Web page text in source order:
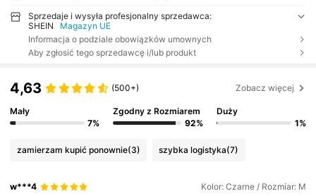
Sprzedaje i wysyła profesjonalny sprzedawca:
SHEIN
Magazyn UE
Informacja o podziale obowiązków umownych
Aby zgłosić tego sprzedawcę i/lub produkt
4,63 (500+) Zobacz więcej
Mały
7%
Zgodny z Rozmiarem
92%
Duży
1%
zamierzam kupić ponownie(3) szybka logistyka(7)
w***4 Kolor: Czarne / Rozmiar: M